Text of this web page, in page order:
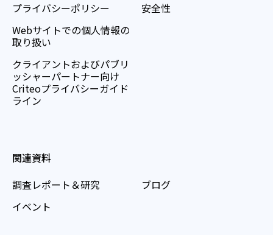
プライバシーポリシー
Webサイトでの個人情報の
取り扱い
クライアントおよびパブリ
ッシャーパートナー向け
Criteoプライバシーガイド
ライン
安全性
関連資料
調査レポート＆研究
イベント
ブログ